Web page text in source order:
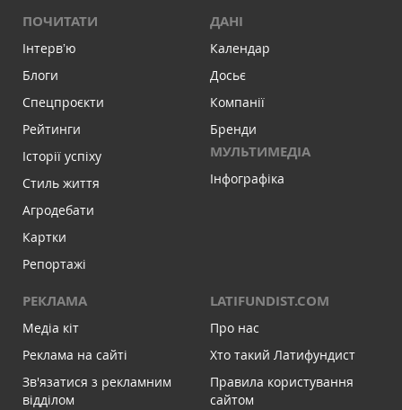
ПОЧИТАТИ
Інтервʼю
Блоги
Спецпроєкти
Рейтинги
Історії успіху
Стиль життя
Агродебати
Картки
Репортажі
ДАНІ
Календар
Досьє
Компанії
Бренди
МУЛЬТИМЕДІА
Інфографіка
РЕКЛАМА
Медіа кіт
Реклама на сайті
Зв'язатися з рекламним
відділом
LATIFUNDIST.COM
Про нас
Хто такий Латифундист
Правила користування
сайтом